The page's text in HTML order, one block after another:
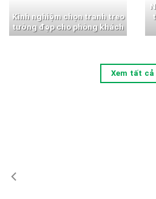
Kinh nghiệm chọn tranh treo
tường đẹp cho phòng khách
Xem tất cả